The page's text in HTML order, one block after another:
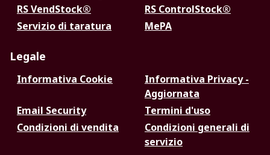
RS VendStock®
RS ControlStock®
Servizio di taratura
MePA
Legale
Informativa Cookie
Informativa Privacy -
Aggiornata
Email Security
Termini d'uso
Condizioni di vendita
Condizioni generali di
servizio